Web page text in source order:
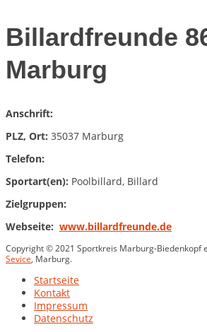
Billardfreunde
Marburg
Anschrift:
PLZ, Ort: 35037 Marburg
Telefon:
Sportart(en): Poolbillard, Billard
Zielgruppen:
Webseite: www.billardfreunde.de
Copyright © 2021 Sportkreis Marburg-Biedenkopf
Sevice, Marburg.
Startseite
Kontakt
Impressum
Datenschutz